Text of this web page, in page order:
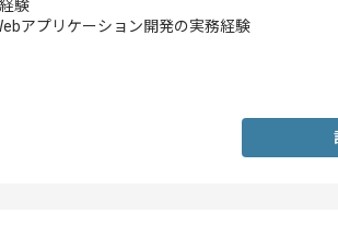
験
アプリケーション開発の実務経験